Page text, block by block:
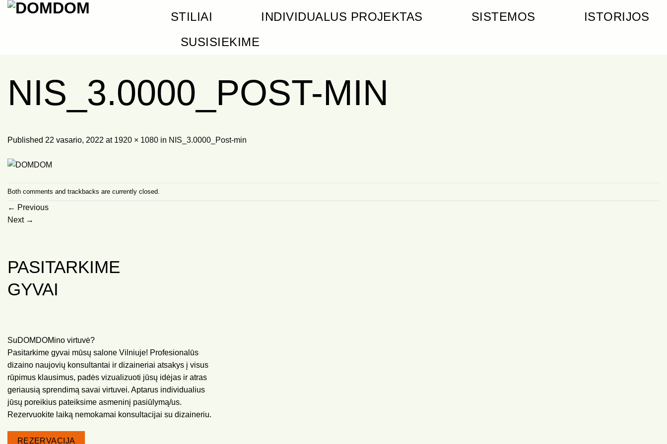
Skip
STILIAI INDIVIDUALUS PROJEKTAS SISTEMOS
ISTORIJOS
SUSISIEKIME
NIS_3.0000_POST-MIN
Published 22 vasario, 2022 at 1920 × 1080 in NIS_3.0000_Post-min
Both comments and trackbacks are currently closed.
← Previous
Next →
PASITARKIME
GYVAI
SuDOMDOMino virtuvė?
Pasitarkime gyvai mūsų salone Vilniuje! Profesionalūs
dizaino naujovių konsultantai ir dizaineriai atsakys į visus
rūpimus klausimus, padės vizualizuoti jūsų idėjas ir atras
geriausią sprendimą savai virtuvei. Aptarus individualius
jūsų poreikius pateiksime asmeninį pasiūlymą/us.
Rezervuokite laiką nemokamai konsultacijai su dizaineriu.
REZERVACIJA